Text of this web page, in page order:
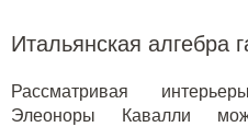
Итальянская алгебра
Рассматривая
Элеоноры Кавалли